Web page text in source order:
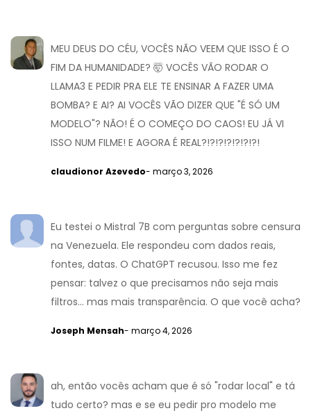
MEU DEUS DO CÉU, VOCÊS NÃO VEEM QUE ISSO É O
FIM DA HUMANIDADE? 🤯 VOCÊS VÃO RODAR O
LLAMA3 E PEDIR PRA ELE TE ENSINAR A FAZER UMA
BOMBA? E AI? AI VOCÊS VÃO DIZER QUE "É SÓ UM
MODELO"? NÃO! É O COMEÇO DO CAOS! EU JÁ VI
ISSO NUM FILME! E AGORA É REAL?!?!?!?!?!?!?!
claudionor Azevedo- março 3, 2026
Eu testei o Mistral 7B com perguntas sobre censura
na Venezuela. Ele respondeu com dados reais,
fontes, datas. O ChatGPT recusou. Isso me fez
pensar: talvez o que precisamos não seja mais
filtros... mas mais transparência. O que você acha?
Joseph Mensah- março 4, 2026
ah, então vocês acham que é só "rodar local" e tá
tudo certo? mas e se eu pedir pro modelo me